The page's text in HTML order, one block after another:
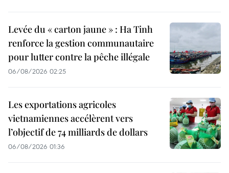
Levée du « carton jaune » : Ha Tinh
renforce la gestion communautaire
pour lutter contre la pêche illégale
06/08/2026 02:25
Les exportations agricoles
vietnamiennes accélèrent vers
l’objectif de 74 milliards de dollars
06/08/2026 01:36